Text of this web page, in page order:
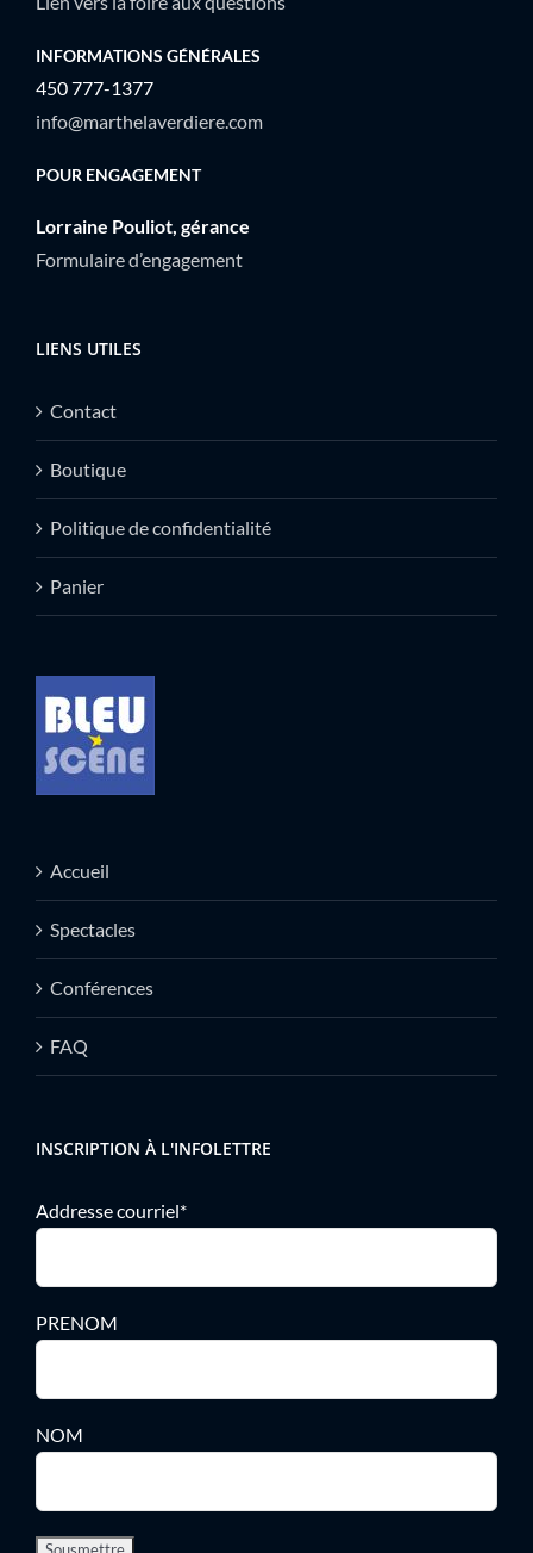
INFORMATIONS GÉNÉRALES
450 777-1377
info@marthelaverdiere.com
POUR ENGAGEMENT
Lorraine Pouliot, gérance
Formulaire d’engagement
LIENS UTILES
Contact
Boutique
Politique de confidentialité
Panier
Accueil
Spectacles
Conférences
FAQ
INSCRIPTION À L'INFOLETTRE
Addresse courriel*
PRENOM
NOM